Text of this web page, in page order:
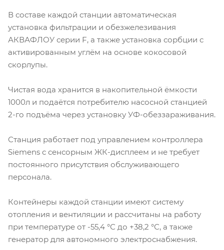
В составе каждой станции автоматическая
установка фильтрации и обезжелезивания
АКВАФЛОУ серии F, а также установка сорбции с
активированным углём на основе кокосовой
скорлупы.
Чистая вода хранится в накопительной ёмкости
1000л и подаётся потребителю насосной станцией
2-го подъёма через установку УФ-обеззараживания.
Станция работает под управлением контроллера
Siemens с сенсорным ЖК-дисплеем и не требует
постоянного присутствия обслуживающего
персонала.
Контейнеры каждой станции имеют систему
отопления и вентиляции и рассчитаны на работу
при температуре от -55,4 °С до +38,2 °С, а также
генератор для автономного электроснабжения.